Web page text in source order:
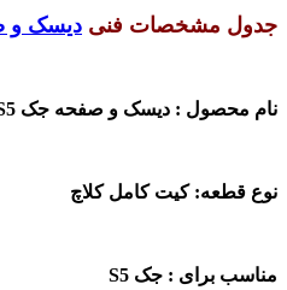
جدول مشخصات فنی دیسک و
نام محصول : دیسک و صفحه جک
نوع قطعه: کیت کامل کلاچ
مناسب برای : جک